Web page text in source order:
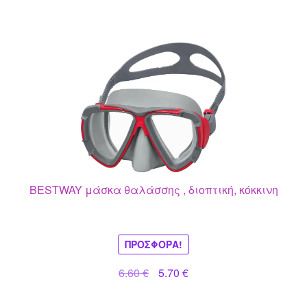
BESTWAY μάσκα θαλάσσης , διοπτική, κόκκινη
ΠΡΟΣΦΟΡΆ!
6.60€
Original
5.70 €Η